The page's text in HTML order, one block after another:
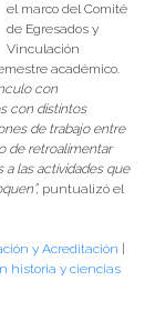
el marco del Comité
de Egresados y
Vinculación
académico.
con
con distintos
de trabajo entre
de retroalimentar
las actividades que
puntualizó el
y Acreditación
historia y ciencias